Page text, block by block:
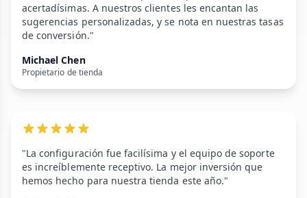
acertadísimas. A nuestros clientes les encantan las
sugerencias personalizadas, y se nota en nuestras tasas
de conversión."
Michael Chen
Propietario de tienda
"La configuración fue facilísima y el equipo de soporte
es increíblemente receptivo. La mejor inversión que
hemos hecho para nuestra tienda este año."